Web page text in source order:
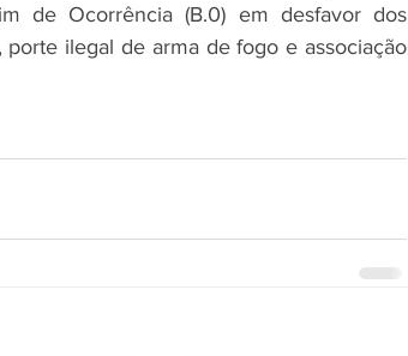
de Ocorrência (B.0) em desfavor dos
ilegal de arma de fogo e associação